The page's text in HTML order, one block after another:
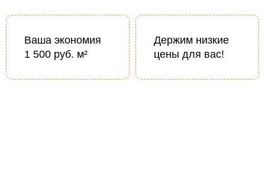
Ваша экономия
1 500 руб. м²
Держим низкие
цены для вас!